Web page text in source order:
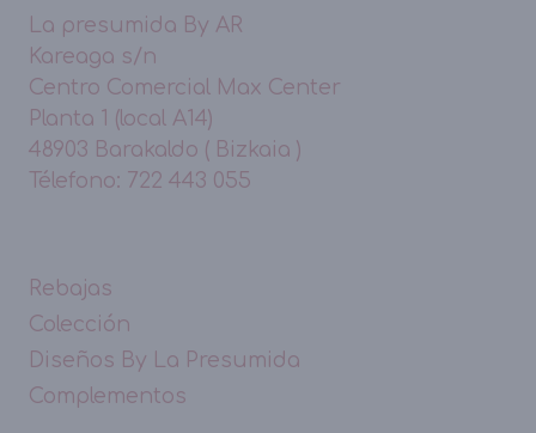
La presumida By AR
Kareaga s/n
Centro Comercial Max Center
Planta 1 (local A14)
48903 Barakaldo ( Bizkaia )
Télefono: 722 443 055
Rebajas
Colección
Diseños By La Presumida
Complementos